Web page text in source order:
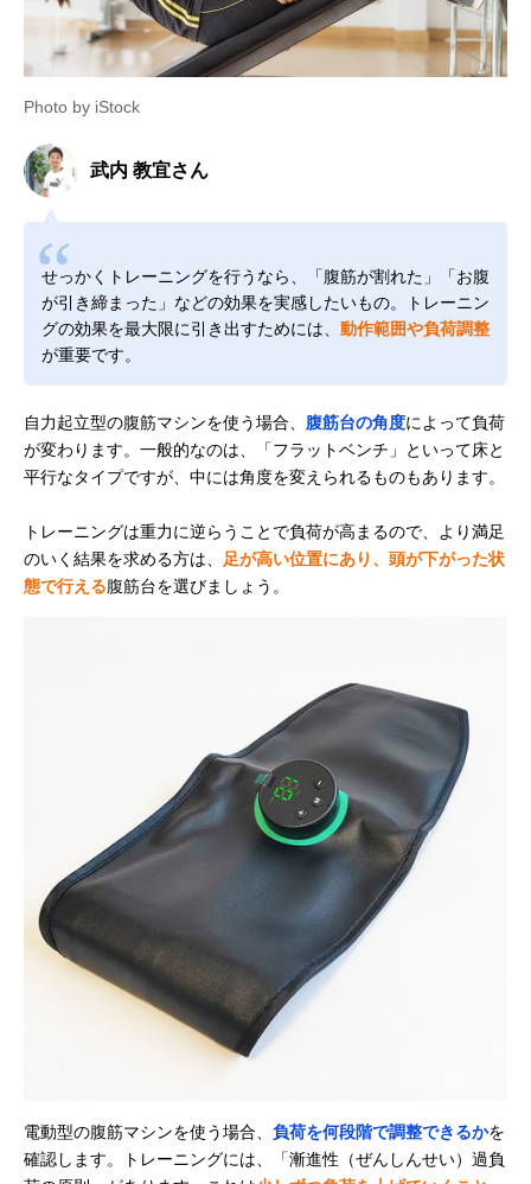
Photo by iStock
武内 教宜さん
せっかくトレーニングを行うなら、「腹筋が割れた」「お腹
が引き締まった」などの効果を実感したいもの。トレーニン
グの効果を最大限に引き出すためには、 動作範囲や負荷調整
が重要です。
自力起立型の腹筋マシンを使う場合、 腹筋台の角度によって負荷
が変わります。一般的なのは、「フラットベンチ」といって床と
平行なタイプですが、中には角度を変えられるものもあります。
トレーニングは重力に逆らうことで負荷が高まるので、より満足
のいく結果を求める方は、 足が高い位置にあり、頭が下がった状
態で行える腹筋台を選びましょう。
電動型の腹筋マシンを使う場合、 負荷を何段階で調整できるかを
確認します。トレーニングには、「漸進性（ぜんしんせい）過負